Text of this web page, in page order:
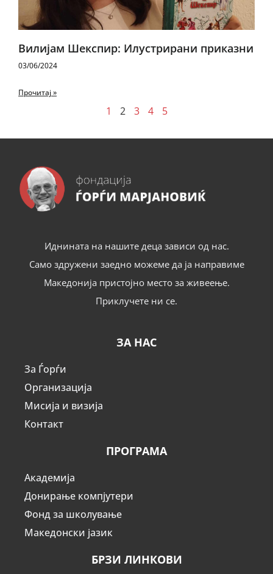
Вилијам Шекспир: Илустрирани приказни
03/06/2024
Прочитај »
1 2 3 4 5
Иднината на нашите деца зависи од нас.
Само здружени заедно можеме да ја направиме
Македонија пристојно место за живеење.
Приклучете ни се.
ЗА НАС
За Ѓорѓи
Организација
Мисија и визија
Контакт
ПРОГРАМА
Академија
Донирање компјутери
Фонд за школување
Македонски јазик
БРЗИ ЛИНКОВИ